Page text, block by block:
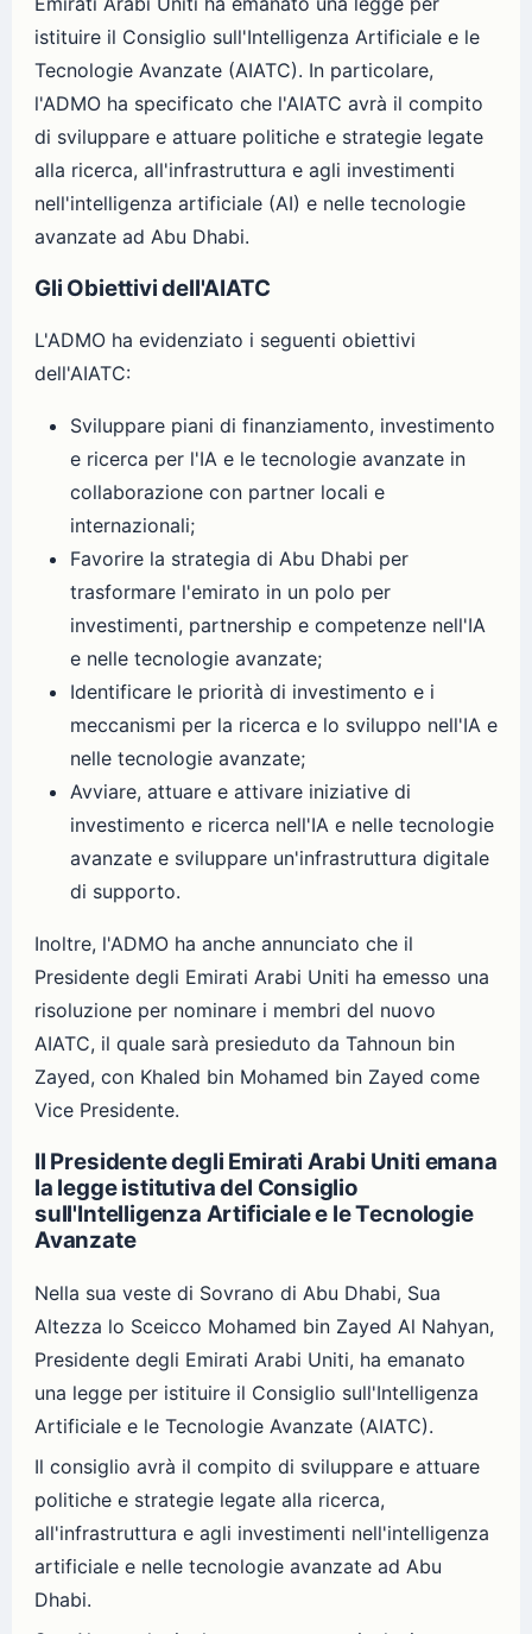
istituire il Consiglio sull'Intelligenza Artificiale e le
Tecnologie Avanzate (AIATC). In particolare,
l'ADMO ha specificato che l'AIATC avrà il compito
di sviluppare e attuare politiche e strategie legate
alla ricerca, all'infrastruttura e agli investimenti
nell'intelligenza artificiale (AI) e nelle tecnologie
avanzate ad Abu Dhabi.
Gli Obiettivi dell'AIATC
L'ADMO ha evidenziato i seguenti obiettivi
dell'AIATC:
Sviluppare piani di finanziamento, investimento
e ricerca per l'IA e le tecnologie avanzate in
collaborazione con partner locali e
internazionali;
Favorire la strategia di Abu Dhabi per
trasformare l'emirato in un polo per
investimenti, partnership e competenze nell'IA
e nelle tecnologie avanzate;
Identificare le priorità di investimento e i
meccanismi per la ricerca e lo sviluppo nell'IA e
nelle tecnologie avanzate;
Avviare, attuare e attivare iniziative di
investimento e ricerca nell'IA e nelle tecnologie
avanzate e sviluppare un'infrastruttura digitale
di supporto.
Inoltre, l'ADMO ha anche annunciato che il
Presidente degli Emirati Arabi Uniti ha emesso una
risoluzione per nominare i membri del nuovo
AIATC, il quale sarà presieduto da Tahnoun bin
Zayed, con Khaled bin Mohamed bin Zayed come
Vice Presidente.
Il Presidente degli Emirati Arabi Uniti emana
la legge istitutiva del Consiglio
sull'Intelligenza Artificiale e le Tecnologie
Avanzate
Nella sua veste di Sovrano di Abu Dhabi, Sua
Altezza lo Sceicco Mohamed bin Zayed Al Nahyan,
Presidente degli Emirati Arabi Uniti, ha emanato
una legge per istituire il Consiglio sull'Intelligenza
Artificiale e le Tecnologie Avanzate (AIATC).
Il consiglio avrà il compito di sviluppare e attuare
politiche e strategie legate alla ricerca,
all'infrastruttura e agli investimenti nell'intelligenza
artificiale e nelle tecnologie avanzate ad Abu
Dhabi.